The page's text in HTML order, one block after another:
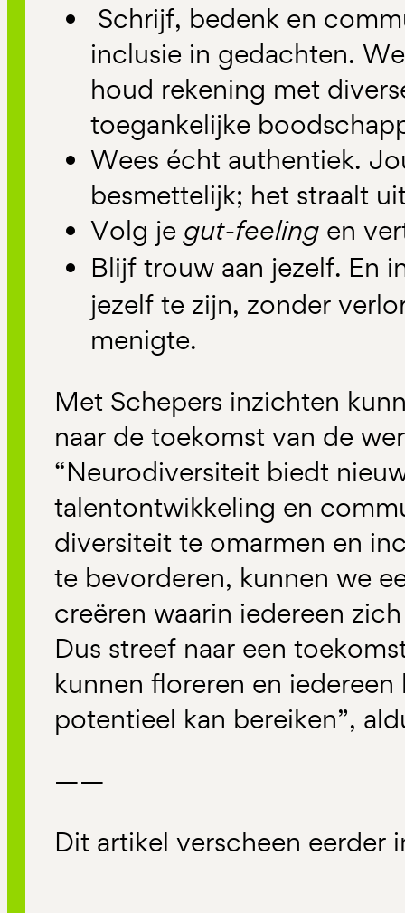
Schrijf, bedenk en
inclusie in gedachten.
houd rekening met
toegankelijke
Wees écht authentiek.
besmettelijk; het straalt
Volg je gut-feeling en
Blijf trouw aan jezelf. En
jezelf te zijn, zonder
menigte.
Met Schepers inzichten
naar de toekomst van de
“Neurodiversiteit biedt
talentontwikkeling en
diversiteit te omarmen en
te bevorderen, kunnen we
creëren waarin iedereen
Dus streef naar een
kunnen floreren en
potentieel kan bereiken”,
——
Dit artikel verscheen eerder